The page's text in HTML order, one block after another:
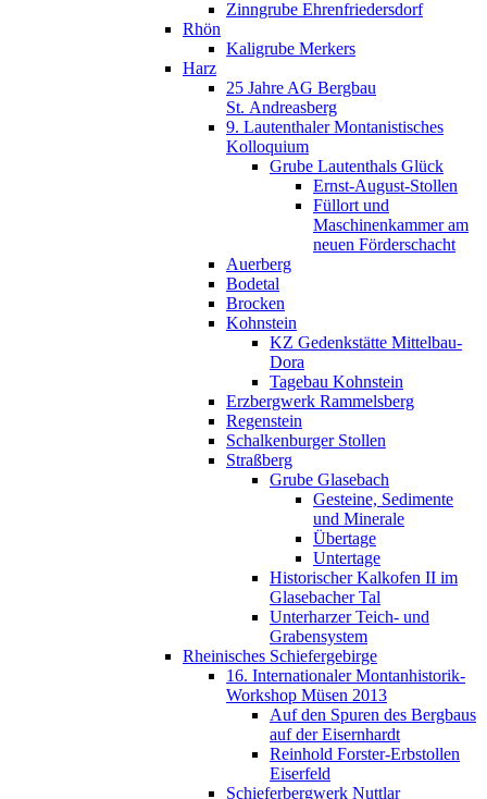
Zinngrube Ehrenfriedersdorf
Rhön
Kaligrube Merkers
Harz
25 Jahre AG Bergbau
St. Andreasberg
9. Lautenthaler Montanistisches
Kolloquium
Grube Lautenthals Glück
Ernst-August-Stollen
Füllort und
Maschinenkammer am
neuen Förderschacht
Auerberg
Bodetal
Brocken
Kohnstein
KZ Gedenkstätte Mittelbau-
Dora
Tagebau Kohnstein
Erzbergwerk Rammelsberg
Regenstein
Schalkenburger Stollen
Straßberg
Grube Glasebach
Gesteine, Sedimente
und Minerale
Übertage
Untertage
Historischer Kalkofen II im
Glasebacher Tal
Unterharzer Teich- und
Grabensystem
Rheinisches Schiefergebirge
16. Internationaler Montanhistorik-
Workshop Müsen 2013
Auf den Spuren des Bergbaus
auf der Eisernhardt
Reinhold Forster-Erbstollen
Eiserfeld
Schieferbergwerk Nuttlar